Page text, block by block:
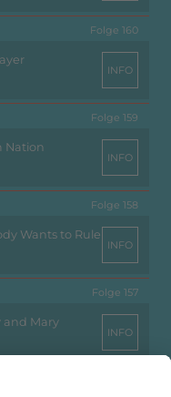
Folge 160
INFO
Folge 159
Nation
INFO
Folge 158
Wants to Rule
INFO
Folge 157
and Mary
INFO